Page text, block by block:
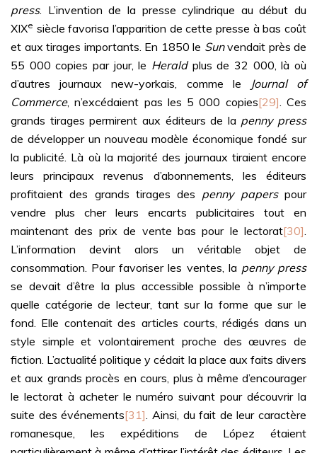
press. L’invention de la presse cylindrique au début du
XIXe siècle favorisa l’apparition de cette presse à bas coût
et aux tirages importants. En 1850 le Sunvendait près de
55 000 copies par jour, le Heraldplus de 32 000, là où
d’autres journaux new-yorkais, comme le
Journal of
Commerce, n’excédaient pas les 5 000 copies[29]. Ces
grands tirages permirent aux éditeurs de la penny press
de développer un nouveau modèle économique fondé sur
la publicité. Là où la majorité des journaux tiraient encore
leurs principaux revenus d’abonnements, les éditeurs
profitaient des grands tirages des penny paperspour
vendre plus cher leurs encarts publicitaires tout en
maintenant des prix de vente bas pour le lectorat[30].
L’information devint alors un véritable objet de
consommation. Pour favoriser les ventes, la penny press
se devait d’être la plus accessible possible à n’importe
quelle catégorie de lecteur, tant sur la forme que sur le
fond. Elle contenait des articles courts, rédigés dans un
style simple et volontairement proche des œuvres de
fiction. L’actualité politique y cédait la place aux faits divers
et aux grands procès en cours, plus à même d’encourager
le lectorat à acheter le numéro suivant pour découvrir la
suite des événements[31]. Ainsi, du fait de leur caractère
romanesque, les expéditions de López étaient